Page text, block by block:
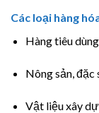
Các loại hàng
Hàng tiêu
Nông sản, đặc
Vật liệu xây